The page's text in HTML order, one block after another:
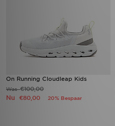
On Running Cloudleap Kids
Was€100,00
Nu €80,00 20% Bespaar